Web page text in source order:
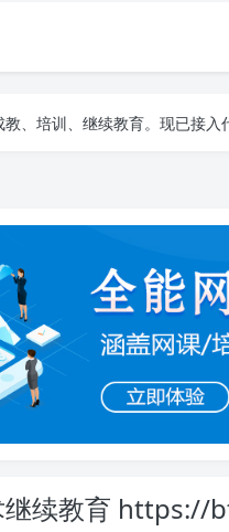
容生成论文
、培训、继续教育。现已接入
、培训、继续教育。现已接入
继续教育 https://